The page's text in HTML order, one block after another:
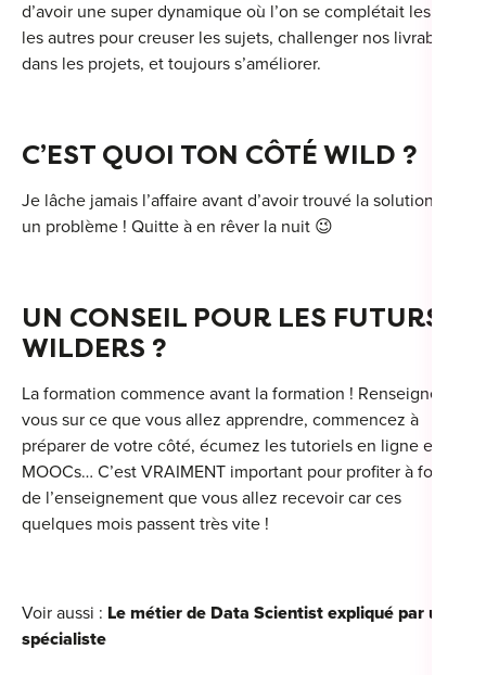
d’avoir une super dynamique où l’on se complétait les uns
les autres pour creuser les sujets, challenger nos livrables
dans les projets, et toujours s’améliorer.
C’EST QUOI TON CÔTÉ WILD ?
Je lâche jamais l’affaire avant d’avoir trouvé la solution à
un problème ! Quitte à en rêver la nuit 😉
UN CONSEIL POUR LES FUTURS
WILDERS ?
La formation commence avant la formation ! Renseignez-
vous sur ce que vous allez apprendre, commencez à
préparer de votre côté, écumez les tutoriels en ligne et les
MOOCs… C’est VRAIMENT important pour profiter à fond
de l’enseignement que vous allez recevoir car ces
quelques mois passent très vite !
Voir aussi : Le métier de Data Scientist expliqué par un
spécialiste